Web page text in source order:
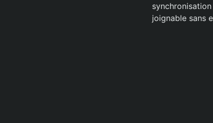
joignable sans